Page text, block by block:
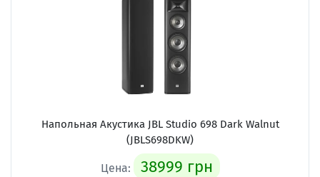
Напольная Акустика JBL Studio 698 Dark Walnut
(JBLS698DKW)
Цена: 38999 грн